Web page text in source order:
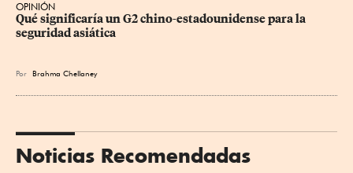
OPINIÓN
Qué significaría un G2 chino-estadounidense para la
seguridad asiática
Por Brahma Chellaney
Noticias Recomendadas